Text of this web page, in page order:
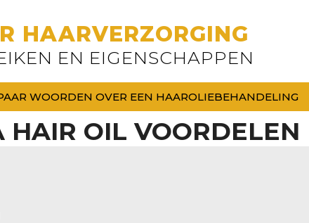
HAARVERZORGING
EN EIGENSCHAPPEN
WOORDEN OVER EEN HAAROLIEBEHANDELING
OIL VOORDELEN